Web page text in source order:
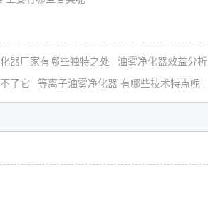
器厂家有哪些独特之处 油雾净化器效益分析
了它 等离子油雾净化器 有哪些技术特点呢